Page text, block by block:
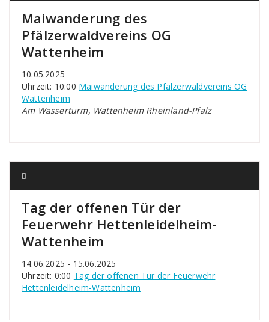
Maiwanderung des
Pfälzerwaldvereins OG
Wattenheim
10.05.2025
Uhrzeit: 10:00 Maiwanderung des Pfälzerwaldvereins OG
Wattenheim
Am Wasserturm, Wattenheim Rheinland-Pfalz
Tag der offenen Tür der
Feuerwehr Hettenleidelheim-
Wattenheim
14.06.2025 - 15.06.2025
Uhrzeit: 0:00 Tag der offenen Tür der Feuerwehr
Hettenleidelheim-Wattenheim